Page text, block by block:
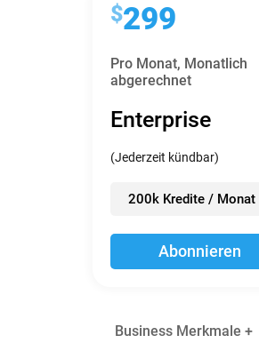
$299
Pro Monat, Monatlich
abgerechnet
Enterprise
(Jederzeit kündbar)
200k Kredite / Monat
Abonnieren
Business Merkmale +